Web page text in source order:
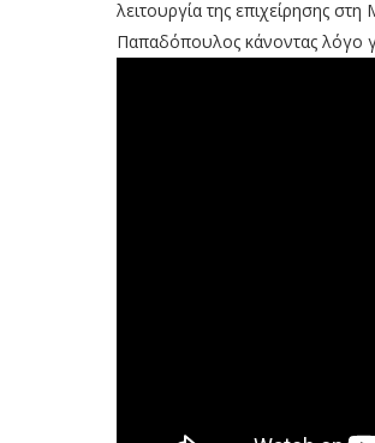
λειτουργία της επιχείρησης
Παπαδόπουλος κάνοντας λόγο